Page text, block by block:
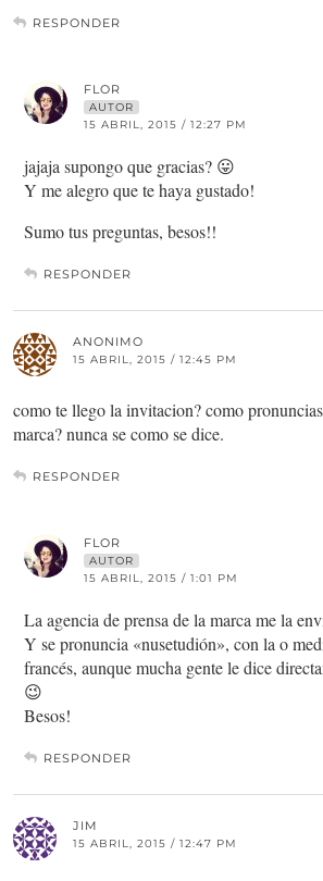
RESPONDER
FLOR
AUTOR
15 ABRIL, 2015 / 12:27 PM
jajaja supongo que gracias? 😛
Y me alegro que te haya gustado!
Sumo tus preguntas, besos!!
RESPONDER
ANONIMO
15 ABRIL, 2015 / 12:45 PM
como te llego la invitacion? como
marca? nunca se como se dice.
RESPONDER
FLOR
AUTOR
15 ABRIL, 2015 / 1:01 PM
La agencia de prensa de la marca me la
Y se pronuncia «nusetudión», con la o
francés, aunque mucha gente le dice
😉
Besos!
RESPONDER
JIM
15 ABRIL, 2015 / 12:47 PM